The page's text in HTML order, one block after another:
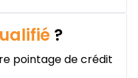
?
pointage de crédit